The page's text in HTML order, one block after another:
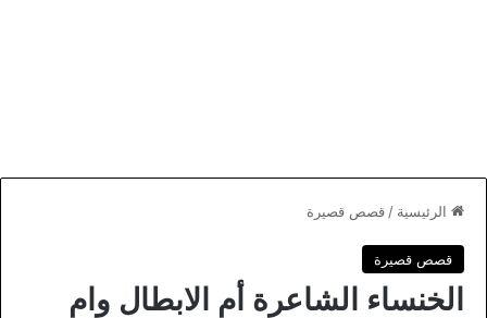
الرئيسية / قصص قصيرة
قصص قصيرة
الخنساء الشاعرة أم الابطال وام